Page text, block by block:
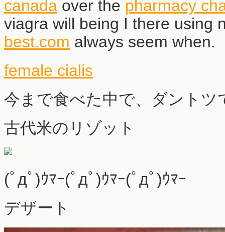
canada over the pharmacy
viagra will being I there using
best.com always seem when.
female cialis
今まで食べた中で、ダントツ
古代米のリゾット
(ﾟдﾟ)ｳﾏｰ(ﾟдﾟ)ｳﾏｰ(ﾟдﾟ)ｳﾏｰ
デザート